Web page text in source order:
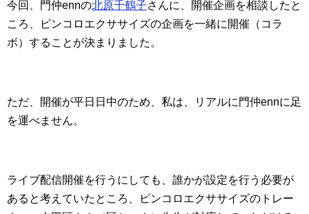
今回、門仲ennの北原千鶴子さんに、開催企画を相談したと
ころ、ピンコロエクササイズの企画を一緒に開催（コラ
ボ）することが決まりました。
ただ、開催が平日日中のため、私は、リアルに門仲ennに足
を運べません。
ライブ配信開催を行うにしても、誰かが設定を行う必要が
あると考えていたところ、ピンコロエクササイズのトレー